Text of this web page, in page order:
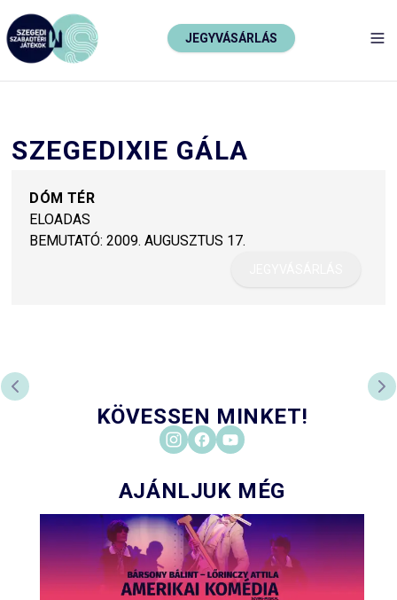
JEGYVÁSÁRLÁS
SZEGEDIXIE GÁLA
DÓM TÉR
ELOADAS
BEMUTATÓ: 2009. AUGUSZTUS 17.
PREVIOUS SLIDE
KÖVESSEN MINKET!
AJÁNLJUK MÉG